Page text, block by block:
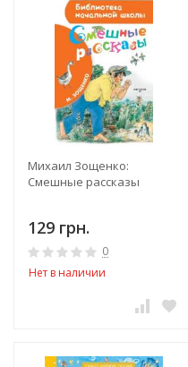
Михаил Зощенко:
Смешные рассказы
129 грн.
0
Нет в наличии